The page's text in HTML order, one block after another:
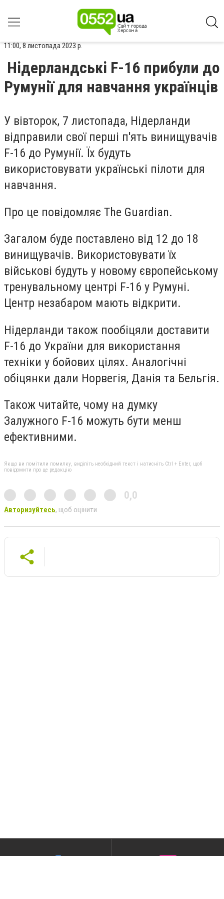
11:00, 8 листопада 2023 р.
Нідерландські F-16 прибули до
Румунії для навчання українців
У вівторок, 7 листопада, Нідерланди
відправили свої перші п'ять винищувачів
F-16 до Румунії. Їх будуть
використовувати українські пілоти для
навчання.
Про це повідомляє The Guardian.
Загалом буде поставлено від 12 до 18
винищувачів. Використовувати їх
військові будуть у новому європейському
тренувальному центрі F-16 у Румуні.
Центр незабаром мають відкрити.
Нідерланди також пообіцяли доставити
F-16 до України для використання
техніки у бойових цілях. Аналогічні
обіцянки дали Норвегія, Данія та Бельгія.
Також читайте, чому на думку
Залужного F-16 можуть бути менш
ефективними.
Якщо ви помітили помилку, виділіть необхідний текст і натисніть Ctrl + Enter, щоб
повідомити про це редакцію
0,0
Авторизуйтесь, щоб оцінити